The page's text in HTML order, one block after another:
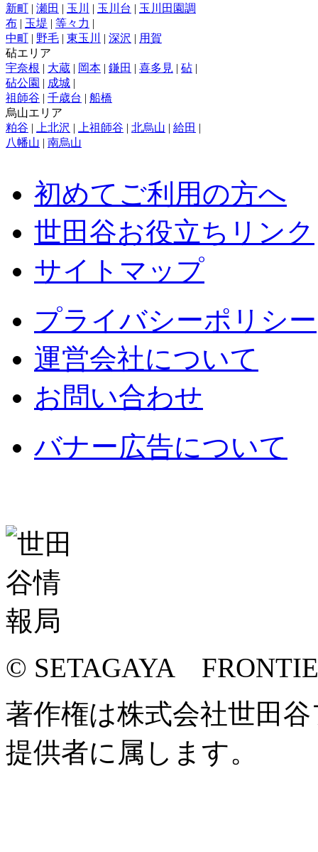
新町 | 瀬田 | 玉川 | 玉川台 | 玉川田園調
布 | 玉堤 | 等々力 |
中町 | 野毛 | 東玉川 | 深沢 | 用賀
砧エリア
宇奈根 | 大蔵 | 岡本 | 鎌田 | 喜多見 | 砧 |
砧公園 | 成城 |
祖師谷 | 千歳台 | 船橋
烏山エリア
粕谷 | 上北沢 | 上祖師谷 | 北烏山 | 給田 |
八幡山 | 南烏山
初めてご利用の方へ
世田谷お役立ちリンク
サイトマップ
プライバシーポリシー
運営会社について
お問い合わせ
バナー広告について
© SETAGAYA
著作権は株式会社世田
提供者に属します。